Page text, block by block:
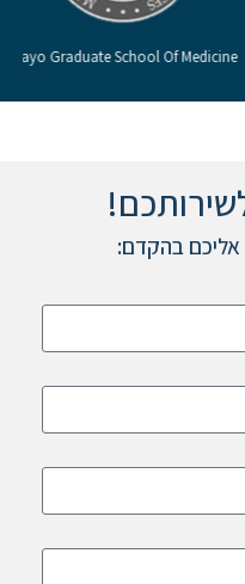
Mayo Graduate School Of Medicine
אליכם בהקדם: